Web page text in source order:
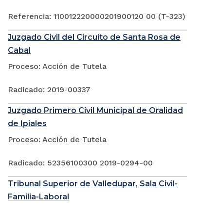
Referencia: 110012220000201900120 00 (T-323)
Juzgado Civil del Circuito de Santa Rosa de
Cabal
Proceso: Acción de Tutela
Radicado: 2019-00337
Juzgado Primero Civil Municipal de Oralidad
de Ipiales
Proceso: Acción de Tutela
Radicado: 52356100300 2019-0294-00
Tribunal Superior de Valledupar, Sala Civil-
Familia-Laboral